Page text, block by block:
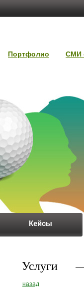
Портфолио СМИ
Кейсы
Услуги
назад